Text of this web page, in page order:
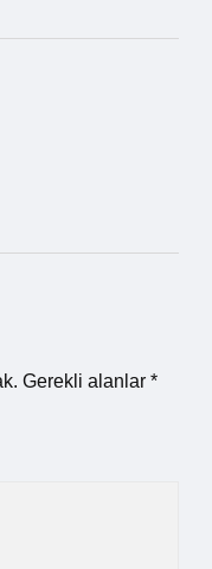
Gerekli alanlar *